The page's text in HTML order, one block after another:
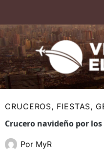
contenido
CRUCEROS, FIESTAS,
Crucero navideño por
Por MyR